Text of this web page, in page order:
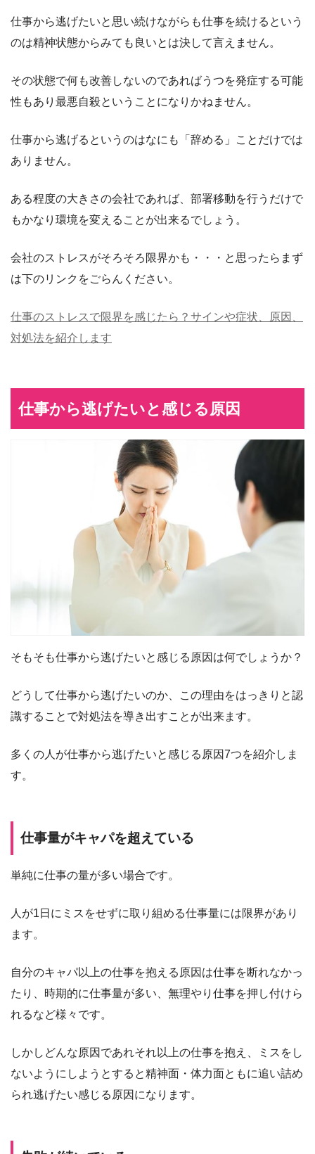
仕事から逃げたいと思い続けながらも仕事を続けるという
のは精神状態からみても良いとは決して言えません。
その状態で何も改善しないのであればうつを発症する可能
性もあり最悪自殺ということになりかねません。
仕事から逃げるというのはなにも「辞める」ことだけでは
ありません。
ある程度の大きさの会社であれば、部署移動を行うだけで
もかなり環境を変えることが出来るでしょう。
会社のストレスがそろそろ限界かも・・・と思ったらまず
は下のリンクをごらんください。
仕事のストレスで限界を感じたら？サインや症状、原因、
対処法を紹介します
仕事から逃げたいと感じる原因
そもそも仕事から逃げたいと感じる原因は何でしょうか？
どうして仕事から逃げたいのか、この理由をはっきりと認
識することで対処法を導き出すことが出来ます。
多くの人が仕事から逃げたいと感じる原因7つを紹介しま
す。
仕事量がキャパを超えている
単純に仕事の量が多い場合です。
人が1日にミスをせずに取り組める仕事量には限界があり
ます。
自分のキャパ以上の仕事を抱える原因は仕事を断れなかっ
たり、時期的に仕事量が多い、無理やり仕事を押し付けら
れるなど様々です。
しかしどんな原因であれそれ以上の仕事を抱え、ミスをし
ないようにしようとすると精神面・体力面ともに追い詰め
られ逃げたい感じる原因になります。